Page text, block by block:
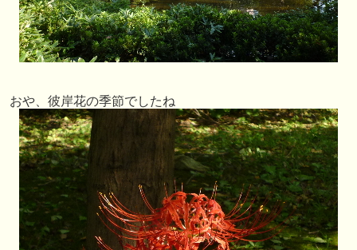
おや、彼岸花の季節でしたね